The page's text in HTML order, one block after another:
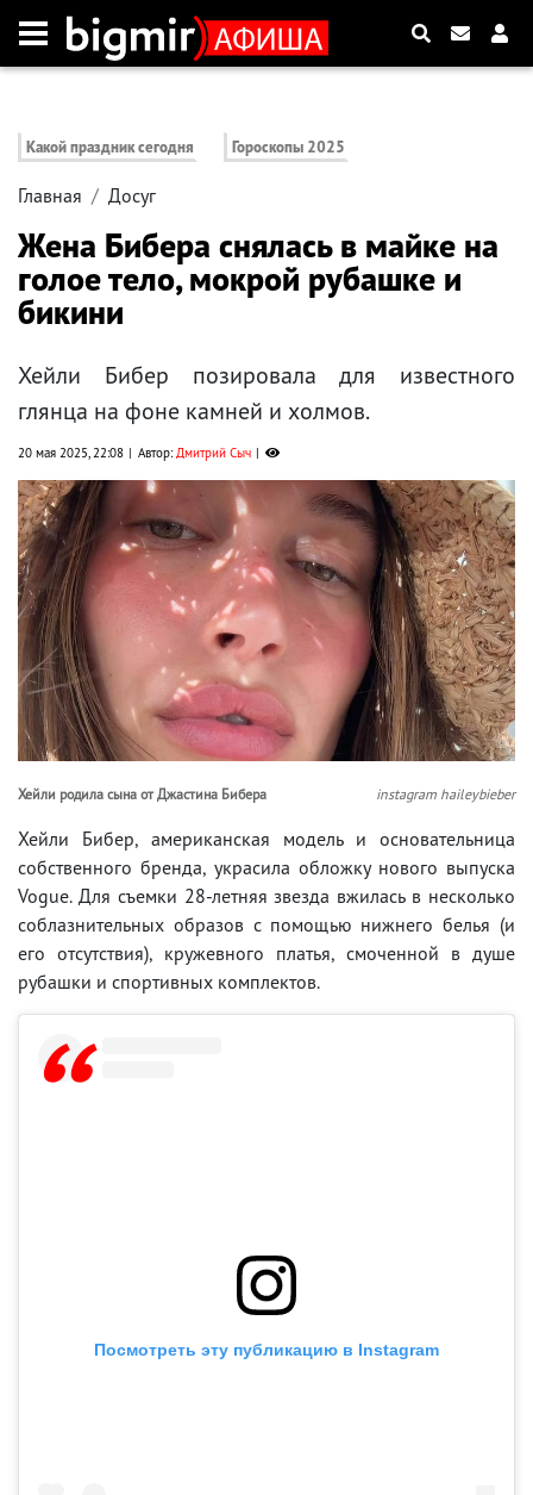
Какой праздник сегодня Гороскопы 2025
Главная Досуг
Жена Бибера снялась в майке на
голое тело, мокрой рубашке и
бикини
Хейли Бибер позировала для известного
глянца на фоне камней и холмов.
20 мая 2025, 22:08 Автор:Дмитрий Сыч
Хейли родила сына от Джастина Бибера instagram haileybieber
Хейли Бибер, американская модель и основательница
собственного бренда, украсила обложку нового выпуска
Vogue. Для съемки 28-летняя звезда вжилась в несколько
соблазнительных образов с помощью нижнего белья (и
его отсутствия), кружевного платья, смоченной в душе
рубашки и спортивных комплектов.
Посмотреть эту публикацию в Instagram